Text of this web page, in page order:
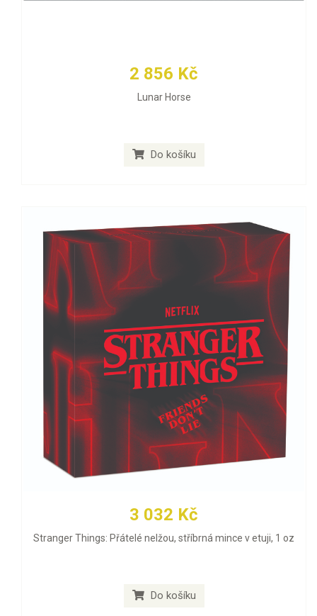
2 856 Kč
Lunar Horse
Do košíku
3 032 Kč
Stranger Things: Přátelé nelžou, stříbrná mince v etuji, 1 oz
Do košíku